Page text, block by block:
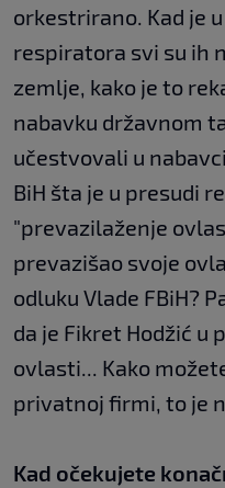
orkestrirano. Kad je
respiratora svi su ih
zemlje, kako je to
nabavku državnom
učestvovali u
BiH šta je u presudi
"prevazilaženje
prevazišao svoje
odluku Vlade FBiH?
da je Fikret Hodžić
ovlasti... Kako
privatnoj firmi, to je
Kad očekujete